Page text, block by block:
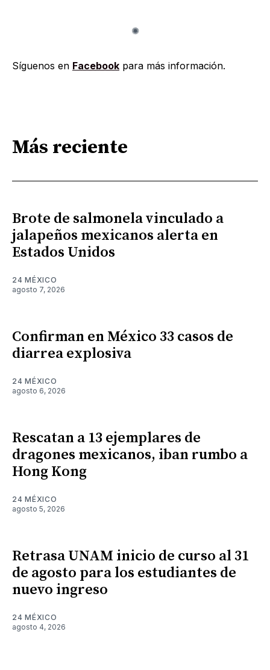
Síguenos en Facebook para más información.
Más reciente
Brote de salmonela vinculado a
jalapeños mexicanos alerta en
Estados Unidos
24 MÉXICO
agosto 7, 2026
Confirman en México 33 casos de
diarrea explosiva
24 MÉXICO
agosto 6, 2026
Rescatan a 13 ejemplares de
dragones mexicanos, iban rumbo a
Hong Kong
24 MÉXICO
agosto 5, 2026
Retrasa UNAM inicio de curso al 31
de agosto para los estudiantes de
nuevo ingreso
24 MÉXICO
agosto 4, 2026